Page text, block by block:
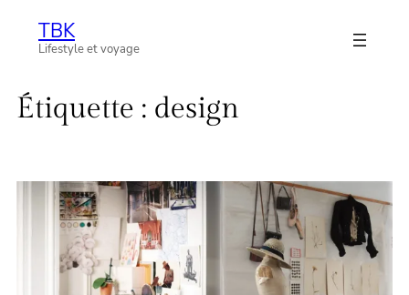
AllerTBK
Lifestyle et voyage
Étiquette : design